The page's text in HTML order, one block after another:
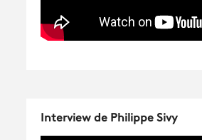
Interview de Philippe Sivy